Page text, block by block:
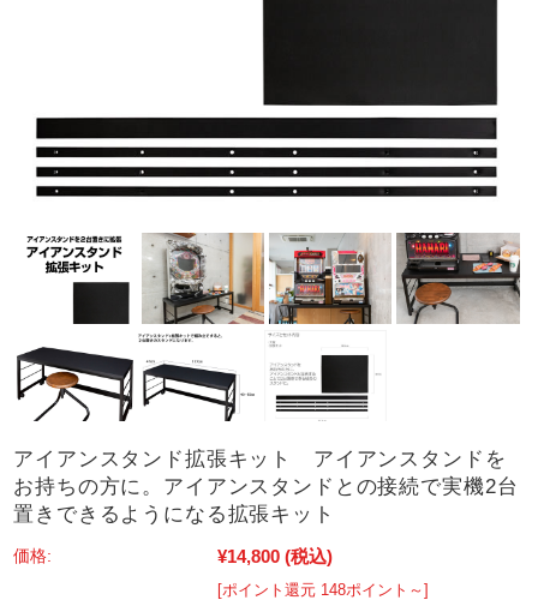
アイアンスタンド拡張キット アイアンスタンドを
お持ちの方に。アイアンスタンドとの接続で実機2台
置きできるようになる拡張キット
価格: ¥14,800 (税込)
[ポイント還元 148ポイント～]